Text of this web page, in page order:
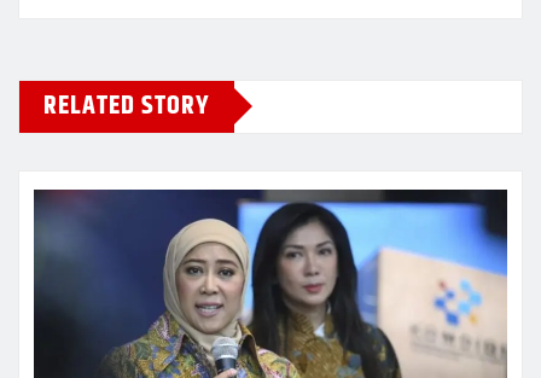
RELATED STORY